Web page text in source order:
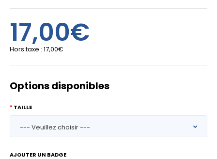
17,00€
Hors taxe : 17,00€
Options disponibles
TAILLE
AJOUTER UN BADGE